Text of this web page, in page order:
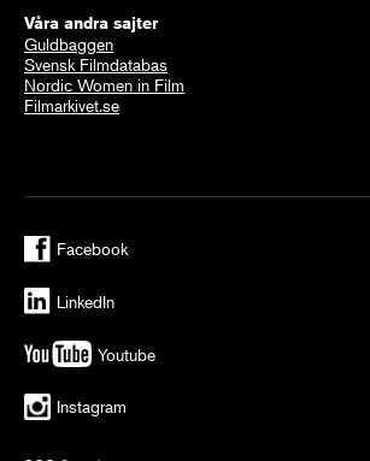
Våra andra sajter
Guldbaggen
Svensk Filmdatabas
Nordic Women in Film
Filmarkivet.se
Facebook
LinkedIn
Youtube
Instagram